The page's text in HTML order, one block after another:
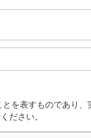
を表すものであり、
ださい。